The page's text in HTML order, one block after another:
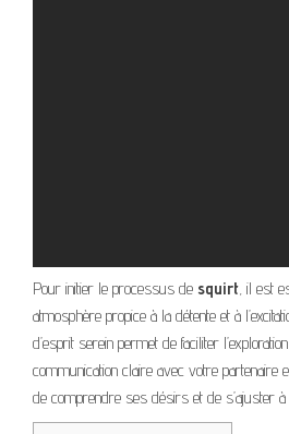
Pour initier le processus de squirt, il est
atmosphère propice à la détente et à
d’esprit serein permet de faciliter
communication claire avec votre partenaire
de comprendre ses désirs et de s’ajuster